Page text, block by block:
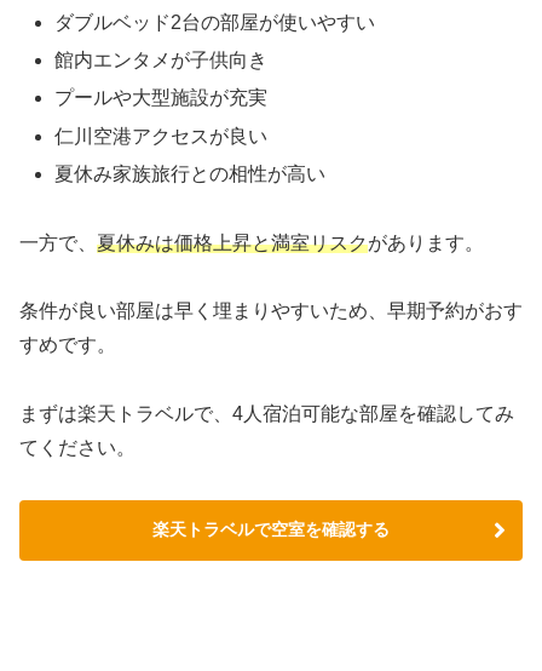
ダブルベッド2台の部屋が使いやすい
館内エンタメが子供向き
プールや大型施設が充実
仁川空港アクセスが良い
夏休み家族旅行との相性が高い
一方で、 夏休みは価格上昇と満室リスクがあります。
条件が良い部屋は早く埋まりやすいため、早期予約がおす
すめです。
まずは楽天トラベルで、4人宿泊可能な部屋を確認してみ
てください。
楽天トラベルで空室を確認する